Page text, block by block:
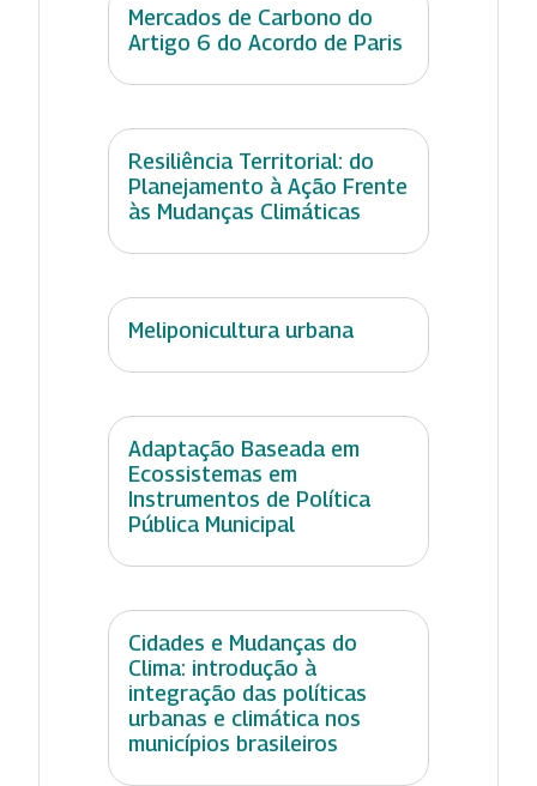
Mercados de Carbono do
Artigo 6 do Acordo de Paris
Resiliência Territorial: do
Planejamento à Ação Frente
às Mudanças Climáticas
Meliponicultura urbana
Adaptação Baseada em
Ecossistemas em
Instrumentos de Política
Pública Municipal
Cidades e Mudanças do
Clima: introdução à
integração das políticas
urbanas e climática nos
municípios brasileiros